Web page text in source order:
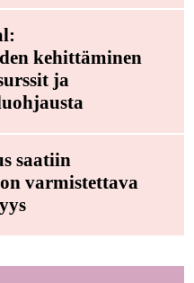
kehittäminen
ja
saatiin
varmistettava